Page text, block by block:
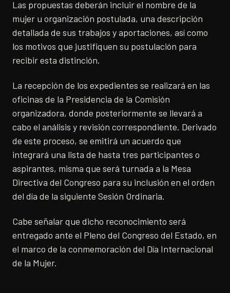
Las propuestas deberán incluir el nombre de la
mujer u organización postulada, una descripción
detallada de sus trabajos y aportaciones, así como
los motivos que justifiquen su postulación para
recibir esta distinción.
La recepción de los expedientes se realizará en las
oficinas de la Presidencia de la Comisión
organizadora, donde posteriormente se llevará a
cabo el análisis y revisión correspondiente. Derivado
de este proceso, se emitirá un acuerdo que
integrará una lista de hasta tres participantes o
aspirantes, misma que será turnada a la Mesa
Directiva del Congreso para su inclusión en el orden
del día de la siguiente Sesión Ordinaria.
Cabe señalar que dicho reconocimiento será
entregado ante el Pleno del Congreso del Estado, en
el marco de la conmemoración del Día Internacional
de la Mujer.